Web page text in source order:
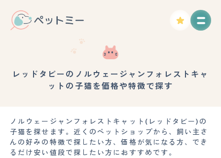
レッドタビーのノルウェージャンフォレストキャ
ットの子猫を価格や特徴で探す
ノルウェージャンフォレストキャット(レッドタビー)の
子猫を探せます。近くのペットショップから、飼い主さ
んの好みの特徴で探したい方、価格が気になる方、でき
るだけ安い値段で探したい方におすすめです。